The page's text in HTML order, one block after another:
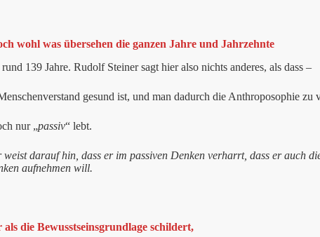
wohl was übersehen die ganzen Jahre und Jahrzehnte
139 Jahre. Rudolf Steiner sagt hier also nichts anderes, als dass –
gesund ist, und man dadurch die Anthroposophie zu
nur „passiv“ lebt.
weist darauf hin, dass er im passiven Denken verharrt, dass er auch
aufnehmen will.
die Bewusstseinsgrundlage schildert,